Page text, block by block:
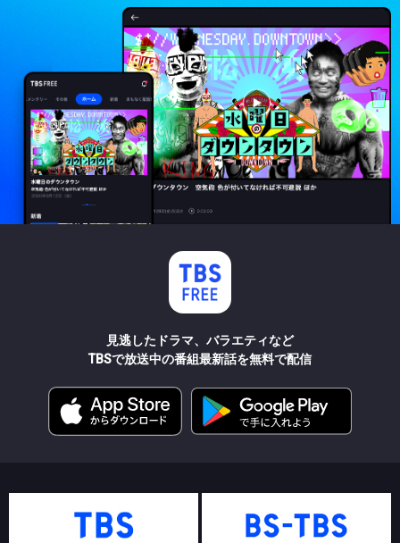
見逃したドラマ、バラエティなど
TBSで放送中の番組最新話を無料で配信